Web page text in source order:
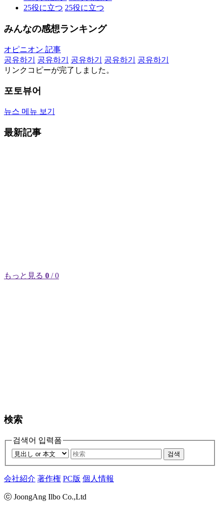
25役に立つ 25役に立つ
みんなの感想ランキング
オピニオン 記事
공유하기
공유하기 공유하기 공유하기
공유하기
リンクコピーが完了しました。
포토뷰어
뉴스 메뉴 보기
最新記事
もっと見る 0 / 0
検索
검색어 입력폼
검색
会社紹介 著作権 PC版 個人情報
ⓒ JoongAng Ilbo Co.,Ltd